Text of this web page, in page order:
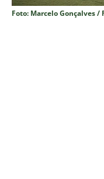
Foto: Marcelo Gonçalves /